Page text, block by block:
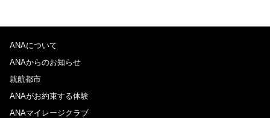
ANAについて
ANAからのお知らせ
就航都市
ANAがお約束する体験
ANAマイレージクラブ